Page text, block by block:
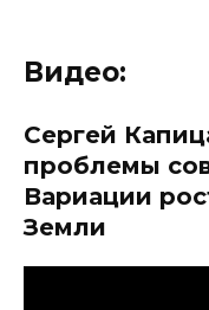
Видео:
Сергей
проблемы
Вариации
Земли